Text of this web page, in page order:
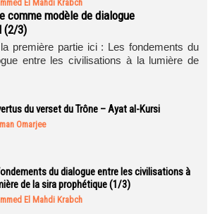
El Mahdi Krabch
comme modèle de dialogue
(2/3)
première partie ici : Les fondements du
entre les civilisations à la lumière de
du verset du Trône – Ayat al-Kursi
Omarjee
du dialogue entre les civilisations à
de la sira prophétique (1/3)
El Mahdi Krabch